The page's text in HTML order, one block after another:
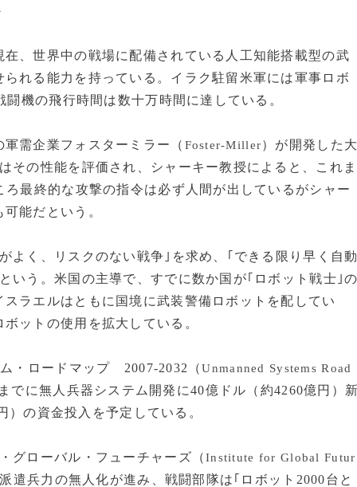
、世界中の戦場に配備されている人工知能搭載型の武
れる能力を持っている。イラク駐留米軍には軍事ロボ
機の飛行時間は数十万時間に達している。
需企業フォスターミラー（ Foster-Miller）が開発した
その性能を評価され、シャーキー教授によると、これま
最終的な攻撃の指令は必ず人間が出しているがシャー
能だという。
く、リスクのない戦争｣を求め、｢できる限り早く自
いう。米国の主導で、すでに数か国が｢ロボット戦士｣
ラエルはともに国境に武装警備ロボットを配してい
ットの使用を拡大している。
・ロードマップ 2007-2032（Unmanned Systems Road
でに無人兵器システム開発に40億ドル（約4260億円）
の資金投入を予定している。
グローバル・フューチャーズ（Institute for Global Futur
遣兵力の無人化が進み、戦闘部隊は｢ロボット2000台と